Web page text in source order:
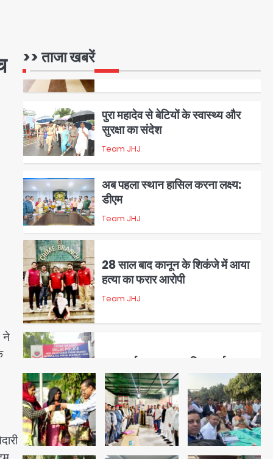
ने
>> ताजा खबरें
5
1
पुरा महादेव से बेटियों के स्वास्थ्य और
सुरक्षा का संदेश
Team JHJ
2
अब पहला स्थान हासिल करना लक्ष्य:
डीएम
Team JHJ
3
28 साल बाद कानून के शिकंजे में आया
हत्या का फरार आरोपी
Team JHJ
4
डबल मर्डर का मुख्य साजिशकर्ता
क्राइम ब्रांच के हत्थे
Team JHJ